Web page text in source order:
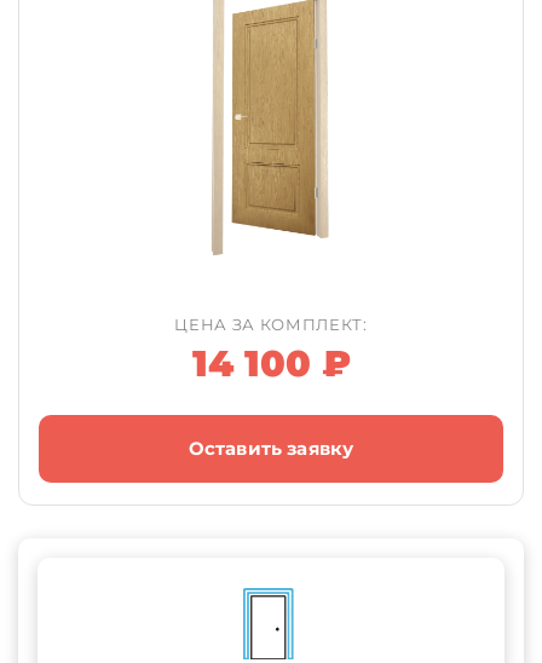
ЦЕНА ЗА КОМПЛЕКТ:
14 100 ₽
Оставить заявку